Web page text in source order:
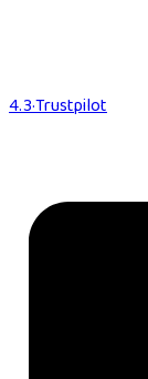
4.3·Trustpilot